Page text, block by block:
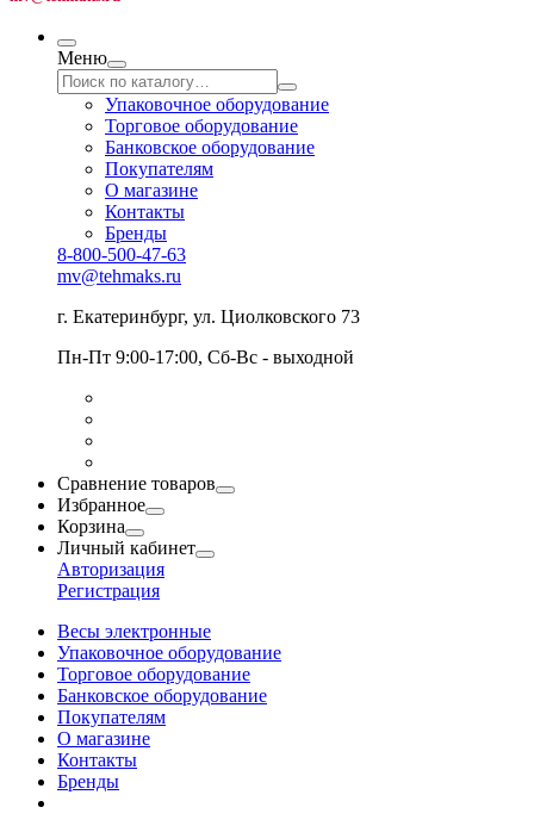
Меню
Упаковочное оборудование
Торговое оборудование
Банковское оборудование
Покупателям
О магазине
Контакты
Бренды
8-800-500-47-63
mv@tehmaks.ru
г. Екатеринбург, ул. Циолковского 73
Пн-Пт 9:00-17:00, Сб-Вс - выходной
Сравнение товаров
Избранное
Корзина
Личный кабинет
Авторизация
Регистрация
Весы электронные
Упаковочное оборудование
Торговое оборудование
Банковское оборудование
Покупателям
О магазине
Контакты
Бренды